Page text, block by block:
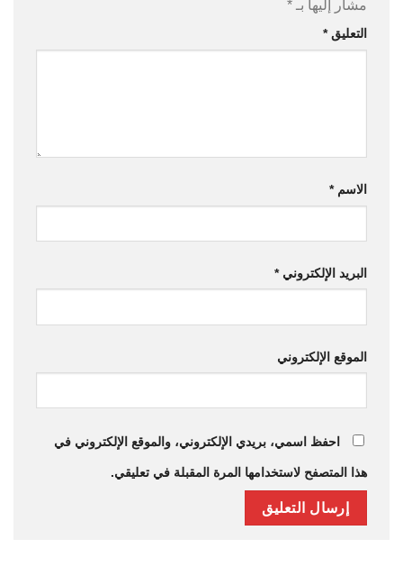
مشار إليها بـ *
التعليق*
الاسم*
البريد الإلكتروني*
الموقع الإلكتروني
احفظ اسمي، بريدي الإلكتروني، والموقع الإلكتروني في
هذا المتصفح لاستخدامها المرة المقبلة في تعليقي.